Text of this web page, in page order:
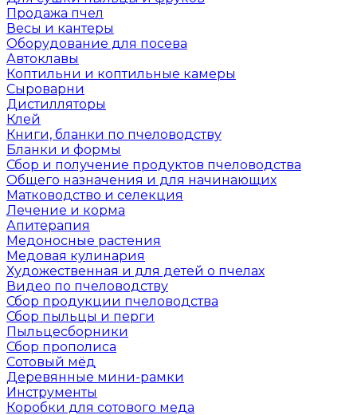
Продажа пчел
Весы и кантеры
Оборудование для посева
Автоклавы
Коптильни и коптильные камеры
Сыроварни
Дистилляторы
Клей
Книги, бланки по пчеловодству
Бланки и формы
Сбор и получение продуктов пчеловодства
Общего назначения и для начинающих
Матководство и селекция
Лечение и корма
Апитерапия
Медоносные растения
Медовая кулинария
Художественная и для детей о пчелах
Видео по пчеловодству
Сбор продукции пчеловодства
Сбор пыльцы и перги
Пыльцесборники
Сбор прополиса
Сотовый мёд
Деревянные мини-рамки
Инструменты
Коробки для сотового меда